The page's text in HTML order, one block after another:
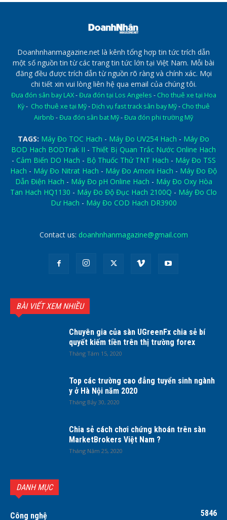
Doanhnhanmagazine.net là kênh tổng hợp tin tức trích dẫn
một số nguồn tin từ các trang tin tức lớn tại Việt Nam. Mỗi bài
đăng đều được trích dẫn từ nguồn rõ ràng và chính xác. Mọi
chi tiết xin vui lòng liên hệ qua email của chúng tôi.
Đưa đón sân bay LAX-Đưa đón tại Los Angeles - Cho thuê xe tại Hoa
Kỳ- Cho thuê xe tại Mỹ- Dịch vụ fast track sân bay Mỹ- Cho thuê
Airbnb -Đưa đón sân bat Mỹ-Đưa đón phi trường Mỹ
TAGS: Máy Đo TOC Hach - Máy Đo UV254 Hach - Máy Đo
BOD Hach BODTrak II - Thiết Bị Quan Trắc Nước Online Hach
- Cảm Biến DO Hach - Bộ Thuốc Thử TNT Hach - Máy Đo TSS
Hach - Máy Đo Nitrat Hach - Máy Đo Amoni Hach - Máy Đo Độ
Dẫn Điện Hach - Máy Đo pH Online Hach - Máy Đo Oxy Hòa
Tan Hach HQ1130 - Máy Đo Độ Đục Hach 2100Q - Máy Đo Clo
Dư Hach - Máy Đo COD Hach DR3900
Contact us: doanhnhanmagazine@gmail.com
BÀI VIẾT XEM NHIỀU
Chuyên gia của sàn UGreenFx chia sẻ bí
quyết kiếm tiền trên thị trường forex
Tháng Tám 15, 2020
Top các trường cao đẳng tuyển sinh ngành
y ở Hà Nội năm 2020
Tháng Bảy 30, 2020
Chia sẻ cách chơi chứng khoán trên sàn
MarketBrokers Việt Nam ?
Tháng Năm 25, 2020
DANH MỤC
Công nghệ 5846